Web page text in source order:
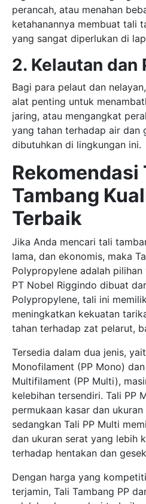
perancah, atau menahan
ketahanannya membuat tali
yang sangat diperlukan di
2. Kelautan dan
Bagi para pelaut dan
alat penting untuk
jaring, atau mengangkat
yang tahan terhadap air dan
dibutuhkan di lingkungan ini.
Rekomendasi
Tambang
Terbaik
Jika Anda mencari tali
lama, dan ekonomis, maka
Polypropylene adalah
PT Nobel Riggindo dibuat
Polypropylene, tali ini
meningkatkan kekuatan
tahan terhadap zat pelarut,
Tersedia dalam dua jenis,
Monofilament (PP Mono)
Multifilament (PP Multi),
kelebihan tersendiri. Tali PP
permukaan kasar dan
sedangkan Tali PP Multi
dan ukuran serat yang lebih
terhadap hentakan dan
Dengan harga yang
terjamin, Tali Tambang PP